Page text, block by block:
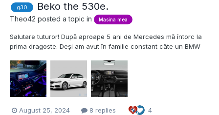
g30 Beko the 530e.
Theo42 posted a topic in Masina mea
Salutare tuturor! După aproape 5 ani de Mercedes mǎ întorc la
prima dragoste. Deși am avut în familie constant câte un BMW
care a stat ceva ani la mine. Proaspăt posesor de g30 530e,
destul de încântat de mașină și bucuros ca am...
August 25, 2024 8 replies 4